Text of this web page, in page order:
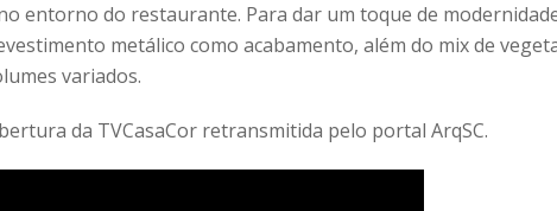
entorno do restaurante. Para dar um toque de
metálico como acabamento, além do mix de
variados.
da TVCasaCor retransmitida pelo portal ArqSC.